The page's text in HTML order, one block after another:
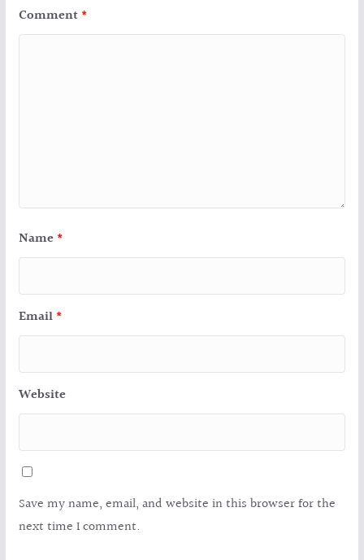
Comment *
Name *
Email *
Website
Save my name, email, and website in this browser for the
next time I comment.